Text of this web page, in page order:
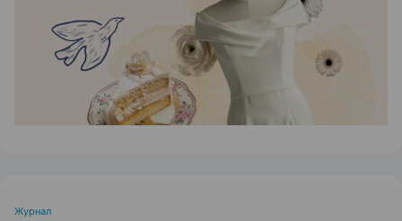
Журнал